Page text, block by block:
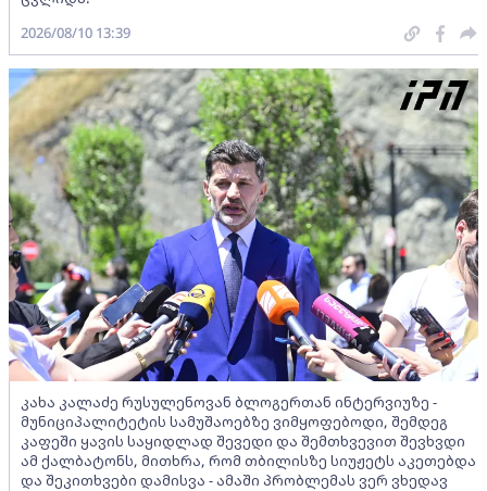
2026/08/10 13:39
კახა კალაძე რუსულენოვან ბლოგერთან ინტერვიუზე -
მუნიციპალიტეტის სამუშაოებზე ვიმყოფებოდი, შემდეგ
კაფეში ყავის საყიდლად შევედი და შემთხვევით შევხვდი
ამ ქალბატონს, მითხრა, რომ თბილისზე სიუჟეტს აკეთებდა
და შეკითხვები დამისვა - ამაში პრობლემას ვერ ვხედავ